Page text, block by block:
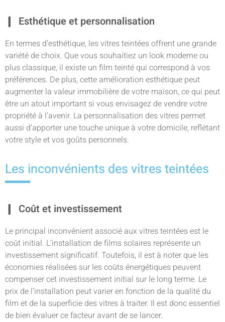
Esthétique et personnalisation
En termes d’esthétique, les vitres teintées offrent une grande
variété de choix. Que vous souhaitiez un look moderne ou
plus classique, il existe un film teinté qui correspond à vos
préférences. De plus, cette amélioration esthétique peut
augmenter la valeur immobilière de votre maison, ce qui peut
être un atout important si vous envisagez de vendre votre
propriété à l’avenir. La personnalisation des vitres permet
aussi d’apporter une touche unique à votre domicile, reflétant
votre style et vos goûts personnels.
Les inconvénients des vitres teintées
Coût et investissement
Le principal inconvénient associé aux vitres teintées est le
coût initial. L’installation de films solaires représente un
investissement significatif. Toutefois, il est à noter que les
économies réalisées sur les coûts énergétiques peuvent
compenser cet investissement initial sur le long terme. Le
prix de l’installation peut varier en fonction de la qualité du
film et de la superficie des vitres à traiter. Il est donc essentiel
de bien évaluer ce facteur avant de se lancer.